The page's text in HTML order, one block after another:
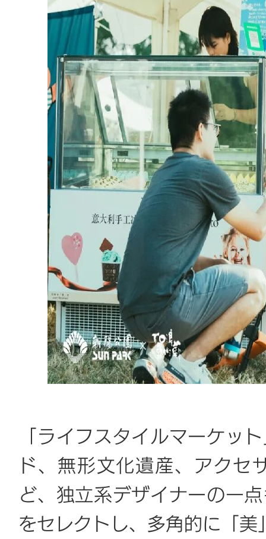
「ライフスタイルマーケッ
ド、無形文化遺産、アクセ
ど、独立系デザイナーの一
をセレクトし、多角的に「